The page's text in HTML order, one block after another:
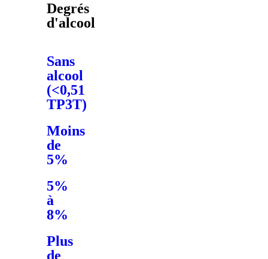
Degrés
d'alcool
Sans
alcool
(<0,51
TP3T)
Moins
de
5%
5%
à
8%
Plus
de